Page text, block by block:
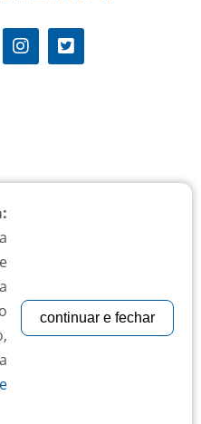
continuar e fechar